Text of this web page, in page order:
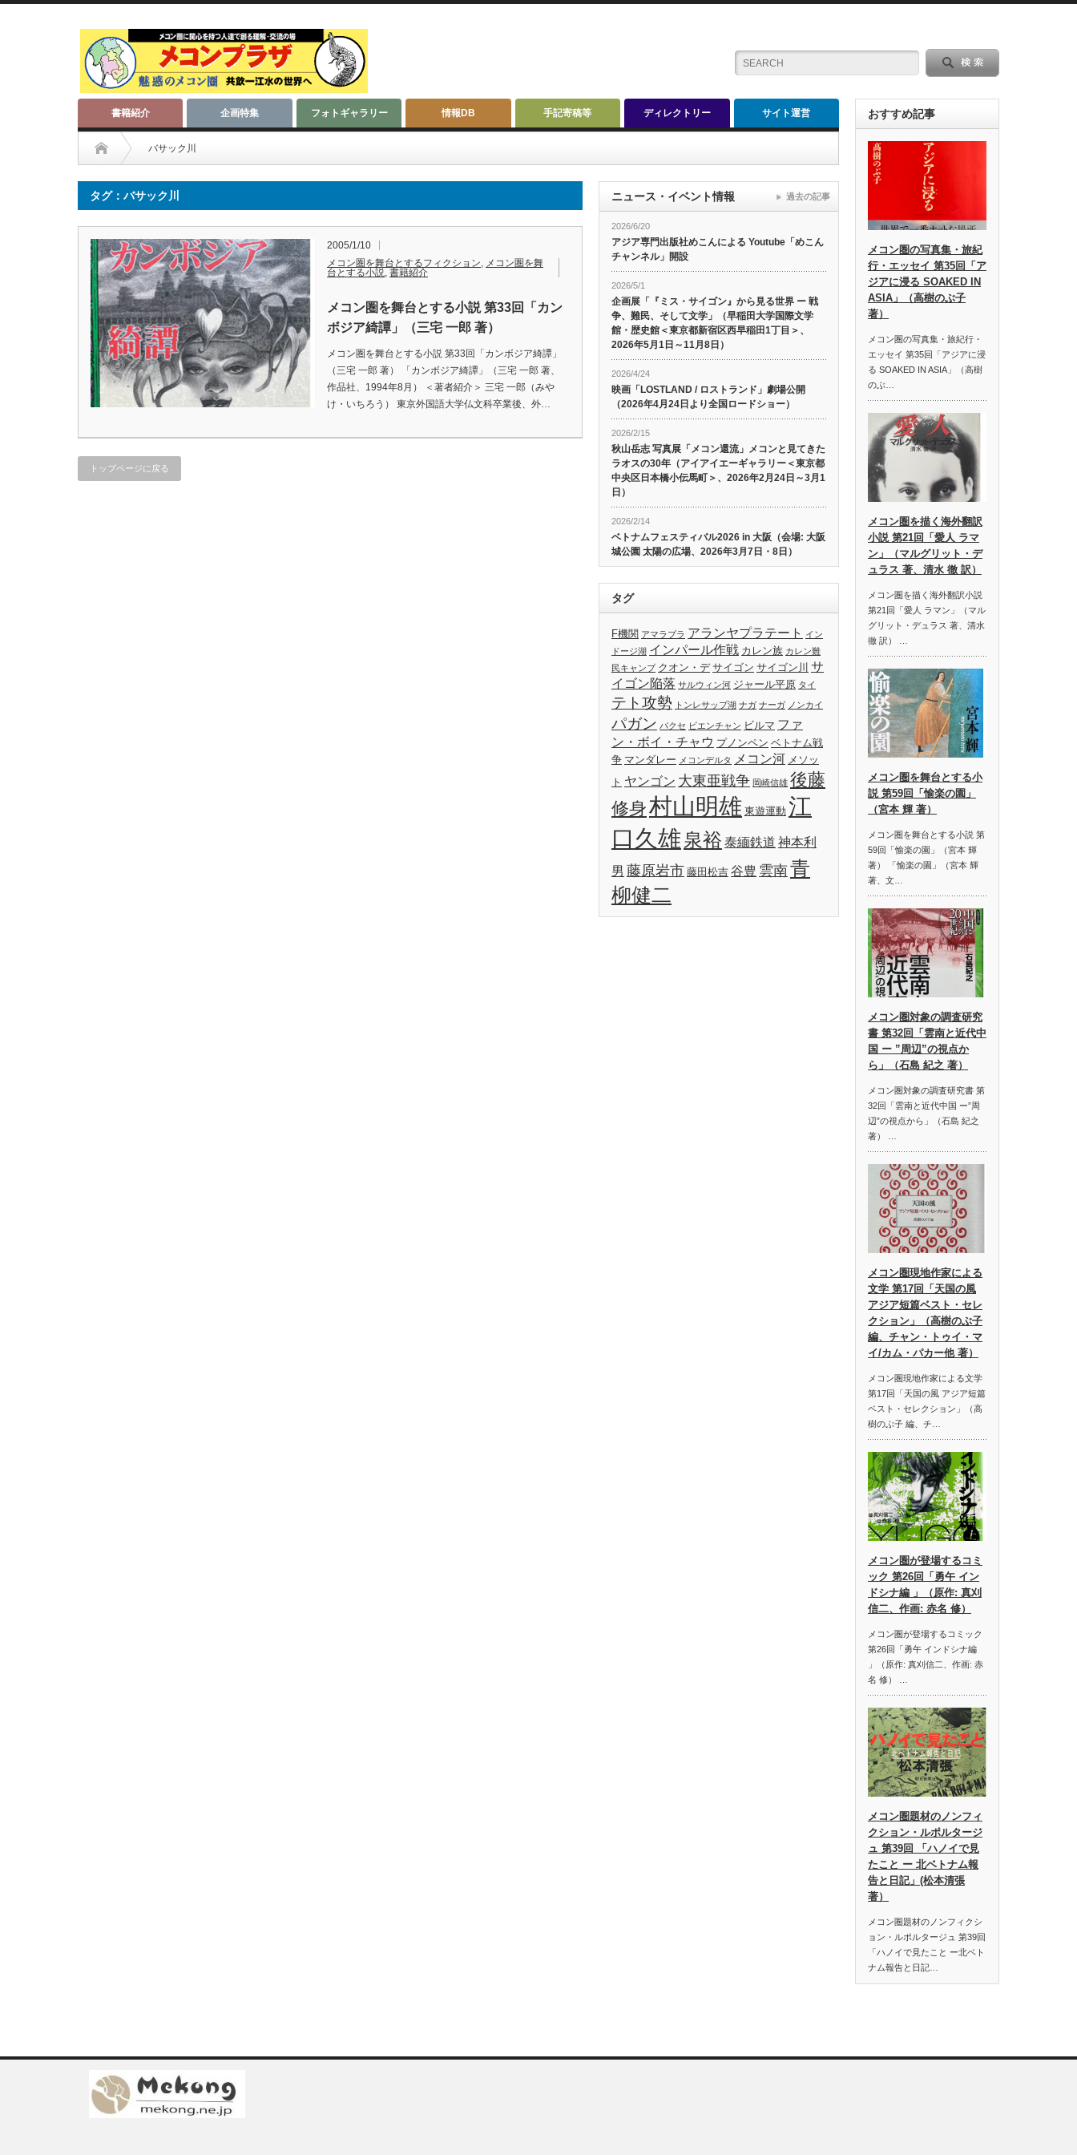
書籍紹介 企画特集 フォトギャラリー 情報DB 手記寄稿等 ディレクトリー サイト運営
バサック川
タグ：バサック川
2005/1/10
メコン圏を舞台とするフィクション, メコン圏を舞
台とする小説, 書籍紹介
メコン圏を舞台とする小説 第33回「カン
ボジア綺譚」（三宅 一郎 著）
メコン圏を舞台とする小説 第33回「カンボジア綺譚」
（三宅 一郎 著） 「カンボジア綺譚」（三宅 一郎 著、
作品社、1994年8月） ＜著者紹介＞ 三宅 一郎（みや
け・いちろう） 東京外国語大学仏文科卒業後、外…
トップページに戻る
ニュース・イベント情報
2026/6/20
アジア専門出版社めこんによる Youtube「めこん
チャンネル」開設
2026/5/1
企画展「『ミス・サイゴン』から見る世界 ー 戦
争、難民、そして文学」（早稲田大学国際文学
館・歴史館＜東京都新宿区西早稲田1丁目＞、
2026年5月1日～11月8日）
2026/4/24
映画「LOSTLAND / ロストランド」劇場公開
（2026年4月24日より全国ロードショー）
2026/2/15
秋山岳志 写真展「メコン還流」メコンと見てきた
ラオスの30年（アイアイエーギャラリー＜東京都
中央区日本橋小伝馬町＞、2026年2月24日～3月1
日）
2026/2/14
ベトナムフェスティバル2026 in 大阪（会場: 大阪
城公園 太陽の広場、2026年3月7日・8日）
過去の記事
タグ
F機関 アマラプラ アランヤプラテート
イン
ドージ湖 インパール作戦 カレン族 カレン難
民キャンプ クオン・デ サイゴン サイゴン川 サ
イゴン陥落 サルウィン河 ジャール平原 タイ
テト攻勢 トンレサップ湖 ナガ ナーガ ノンカイ
パガン パクセ ビエンチャン ビルマ ファ
ン・ボイ・チャウ プノンペン ベトナム戦
争 マンダレー メコンデルタ メコン河 メソッ
ト ヤンゴン 大東亜戦争 岡崎信雄 後藤
修身村山明雄 東遊運動 江
口久雄泉裕 泰緬鉄道 神本利
男 藤原岩市 藤田松吉 谷豊 雲南青
柳健二
おすすめ記事
メコン圏の写真集・旅紀
行・エッセイ 第35回「ア
ジアに浸る SOAKED IN
ASIA」（高樹のぶ子
著）
メコン圏の写真集・旅紀行・
エッセイ 第35回「アジアに浸
る SOAKED IN ASIA」（高樹
のぶ…
メコン圏を描く海外翻訳
小説 第21回「愛人 ラマ
ン」（マルグリット・デ
ュラス 著、清水 徹 訳）
メコン圏を描く海外翻訳小説
第21回「愛人 ラマン」（マル
グリット・デュラス 著、清水
徹 訳） …
メコン圏を舞台とする小
説 第59回「愉楽の園」
（宮本 輝 著）
メコン圏を舞台とする小説 第
59回「愉楽の園」（宮本 輝
著） 「愉楽の園」（宮本 輝
著、文…
メコン圏対象の調査研究
書 第32回「雲南と近代中
国 ー ”周辺”の視点か
ら」（石島 紀之 著）
メコン圏対象の調査研究書 第
32回「雲南と近代中国 ー”周
辺”の視点から」（石島 紀之
著） …
メコン圏現地作家による
文学 第17回「天国の風
アジア短篇ベスト・セレ
クション」（高樹のぶ子
編、チャン・トゥイ・マ
イ/カム・パカー他 著）
メコン圏現地作家による文学
第17回「天国の風 アジア短篇
ベスト・セレクション」（高
樹のぶ子 編、チ…
メコン圏が登場するコミ
ック 第26回「勇午 イン
ドシナ編 」（原作: 真刈
信二、作画: 赤名 修）
メコン圏が登場するコミック
第26回「勇午 インドシナ編
」（原作: 真刈信二、作画: 赤
名 修） …
メコン圏題材のノンフィ
クション・ルポルタージ
ュ 第39回 「ハノイで見
たこと ー 北ベトナム報
告と日記」(松本清張
著）
メコン圏題材のノンフィクシ
ョン・ルポルタージュ 第39回
「ハノイで見たこと ー北ベト
ナム報告と日記…